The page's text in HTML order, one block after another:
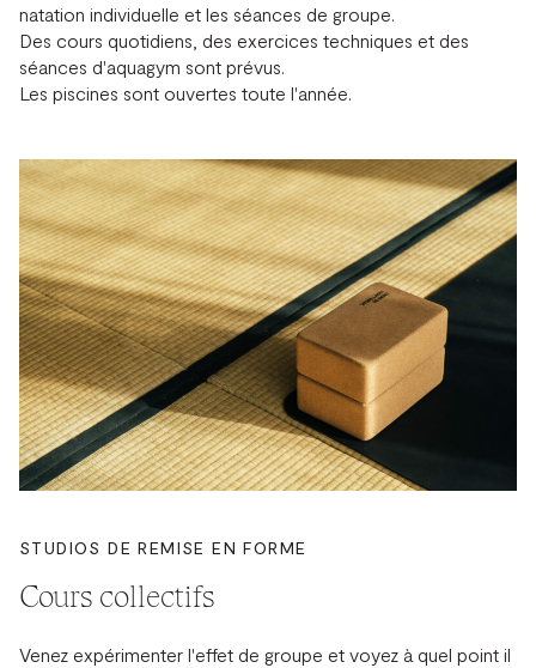
natation individuelle et les séances de groupe.
Des cours quotidiens, des exercices techniques et des
séances d'aquagym sont prévus.
Les piscines sont ouvertes toute l'année.
STUDIOS DE REMISE EN FORME
Cours collectifs
Venez expérimenter l'effet de groupe et voyez à quel point il